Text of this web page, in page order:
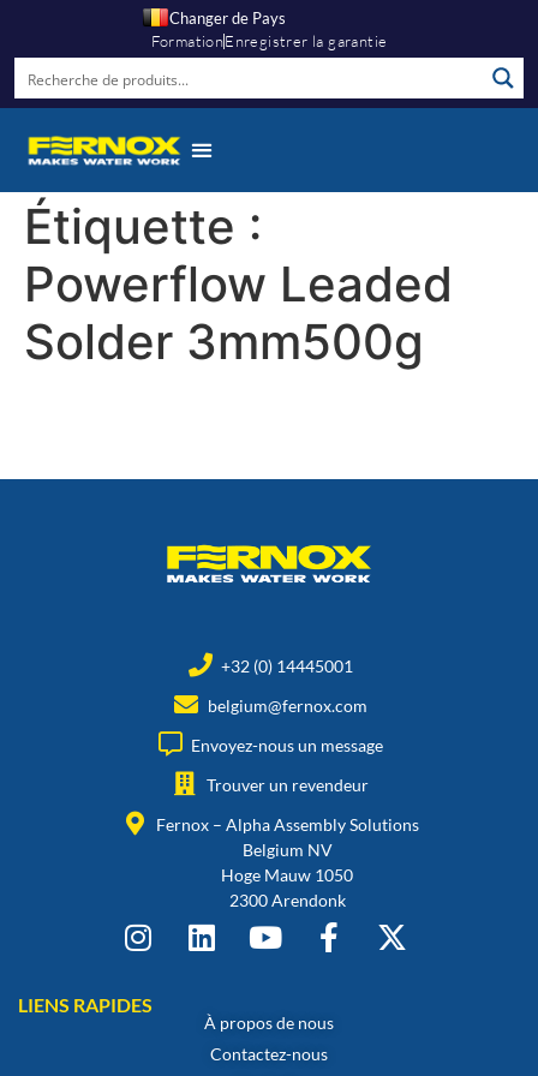
Changer de Pays
FormationEnregistrer la garantie
Étiquette :
Powerflow Leaded
Solder 3mm500g
+32 (0) 14445001
belgium@fernox.com
Envoyez-nous un message
Trouver un revendeur
Fernox – Alpha Assembly Solutions
Belgium NV
Hoge Mauw 1050
2300 Arendonk
LIENS RAPIDES
À propos de nous
Contactez-nous